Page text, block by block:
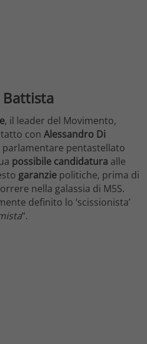
Battista
, il leader del Movimento,
con Alessandro Di
parlamentare pentastellato
possibile candidatura alle
garanzie politiche, prima di
nella galassia di M5S.
definito lo ‘scissionista’
“.